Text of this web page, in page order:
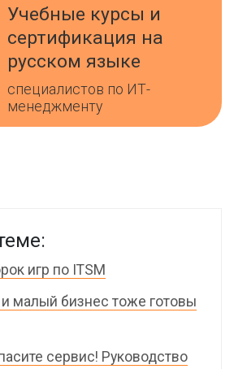
Учебные курсы и
сертификация на
русском языке
специалистов по ИТ-
менеджменту
игр по ITSM
малый бизнес тоже готовы
сервис! Руководство